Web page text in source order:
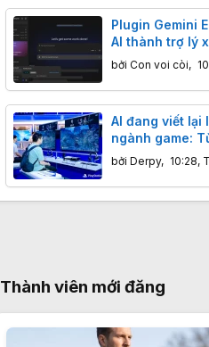
Plugin Gemini
AI thành trợ lý
doanh nghiệp:
bởi Con voi còi,
AI đang viết lại
ngành game:
cá nhân, ai
bởi Derpy, 10:28,
Thành viên mới đăng